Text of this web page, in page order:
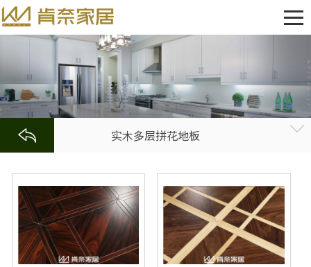
实木多层拼花地板